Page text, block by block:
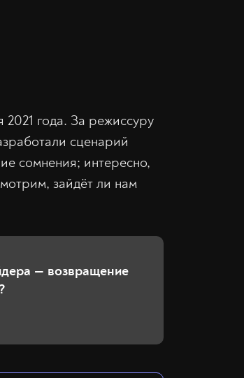
года. За режиссуру
сценарий
сомнения; интересно,
зайдёт ли нам
— возвращение